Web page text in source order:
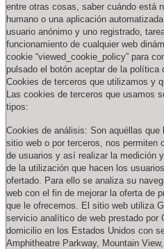
entre otras cosas, saber cuándo está
humano o una aplicación
usuario anónimo y uno registrado,
funcionamiento de cualquier web
cookie “viewed_cookie_policy” para
pulsado el botón aceptar de la política
Cookies de terceros que utilizamos y
Las cookies de terceros que usamos
tipos:
Cookies de análisis: Son aquéllas que
sitio web o por terceros, nos permiten
de usuarios y así realizar la medición
de la utilización que hacen los
ofertado. Para ello se analiza su
web con el fin de mejorar la oferta de
que le ofrecemos. El sitio web utiliza
servicio analítico de web prestado por
domicilio en los Estados Unidos con
Amphitheatre Parkway, Mountain